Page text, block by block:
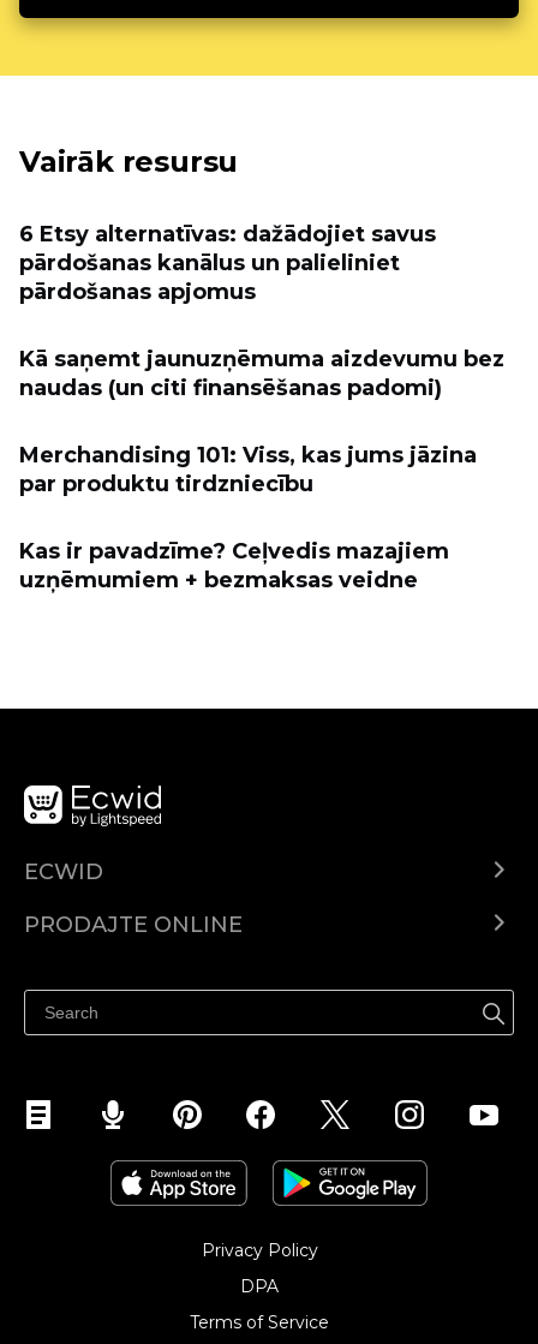
Vairāk resursu
6 Etsy alternatīvas: dažādojiet savus
pārdošanas kanālus un palieliniet
pārdošanas apjomus
Kā saņemt jaunuzņēmuma aizdevumu bez
naudas (un citi finansēšanas padomi)
Merchandising 101: Viss, kas jums jāzina
par produktu tirdzniecību
Kas ir pavadzīme? Ceļvedis mazajiem
uzņēmumiem + bezmaksas veidne
ECWID
PRODAJTE ONLINE
Privacy Policy
DPA
Terms of Service